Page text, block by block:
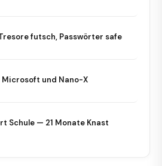
futsch, Passwörter safe
Microsoft und Nano-X
Schule — 21 Monate Knast